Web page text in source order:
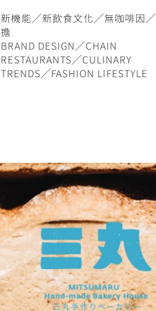
新機能╱新飲食文化╱無咖啡因╱
擔
BRAND DESIGN╱CHAIN
RESTAURANTS╱CULINARY
TRENDS╱FASHION LIFESTYLE